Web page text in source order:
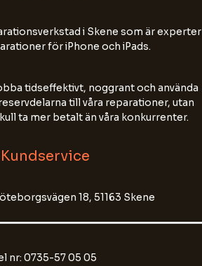
i Skene som är experter
för iPhone och iPads.
tidseffektivt, noggrant och använda
till våra reparationer, utan
ta mer betalt än våra konkurrenter.
Kundservice
18, 51163 Skene
nr: 0735-57 05 05
tel nr och din e-postadress för
starta chatten.
känslig information.